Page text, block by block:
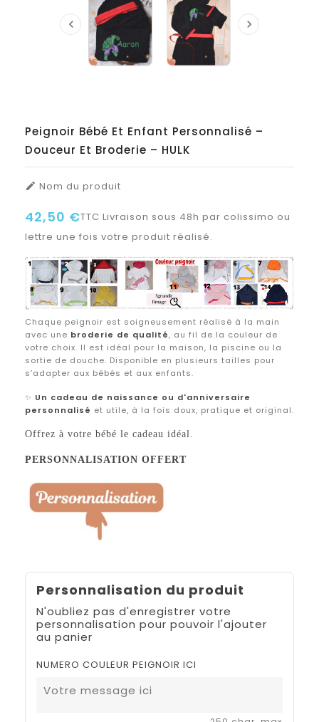
 
Peignoir Bébé Et Enfant Personnalisé –
Douceur Et Broderie – HULK
 Nom du produit
42,50 €TTC Livraison sous 48h par colissimo ou
lettre une fois votre produit réalisé.
Chaque peignoir est soigneusement réalisé à la main
avec une broderie de qualité, au fil de la couleur de
votre choix. Il est idéal pour la maison, la piscine ou la
sortie de douche. Disponible en plusieurs tailles pour
s’adapter aux bébés et aux enfants.
✨ Un cadeau de naissance ou d'anniversaire
personnalisé et utile, à la fois doux, pratique et original.
Offrez à votre bébé le cadeau idéal.
PERSONNALISATION OFFERT
Personnalisation du produit
N'oubliez pas d'enregistrer votre
personnalisation pour pouvoir l'ajouter
au panier
NUMERO COULEUR PEIGNOIR ICI